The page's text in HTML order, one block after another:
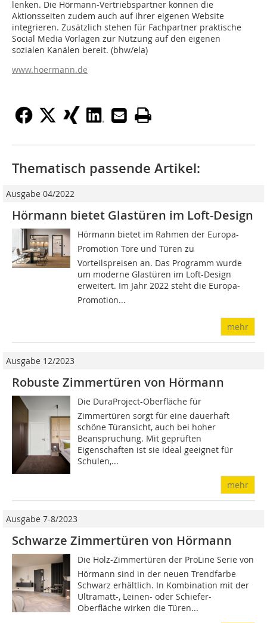
lenken. Die Hörmann-Vertriebspartner können die
Aktionsseiten zudem auch auf ihrer eigenen Website
integrieren. Zusätzlich stehen für Fachpartner praktische
Social Media Vorlagen zur Nutzung auf den eigenen
sozialen Kanälen bereit. (bhw/ela)
www.hoermann.de
Thematisch passende Artikel:
Ausgabe 04/2022
Hörmann bietet Glastüren im Loft-Design
Hörmann bietet im Rahmen der Europa-
Promotion Tore und Türen zu
Vorteilspreisen an. Das Programm wurde
um moderne Glastüren im Loft-Design
erweitert. Im Jahr 2022 steht die Europa-
Promotion...
mehr
Ausgabe 12/2023
Robuste Zimmertüren von Hörmann
Die DuraProject-Oberfläche für
Zimmertüren sorgt für eine dauerhaft
schöne Türansicht, auch bei hoher
Beanspruchung. Mit geprüften
Eigenschaften ist sie ideal geeignet für
Schulen,...
mehr
Ausgabe 7-8/2023
Schwarze Zimmertüren von Hörmann
Die Holz-Zimmertüren der ProLine Serie von
Hörmann sind in der neuen Trendfarbe
Schwarz erhältlich. In Kombina­tion mit der
Ultramatt-, Leinen- oder Schiefer-
Oberfläche wirken die Türen...